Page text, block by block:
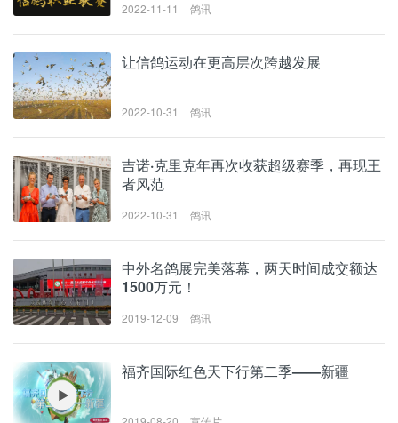
2022-11-11 鸽讯
让信鸽运动在更高层次跨越发展
2022-10-31 鸽讯
吉诺·克里克年再次收获超级赛季，再现王
者风范
2022-10-31 鸽讯
中外名鸽展完美落幕，两天时间成交额达
1500万元！
2019-12-09 鸽讯
福齐国际红色天下行第二季——新疆